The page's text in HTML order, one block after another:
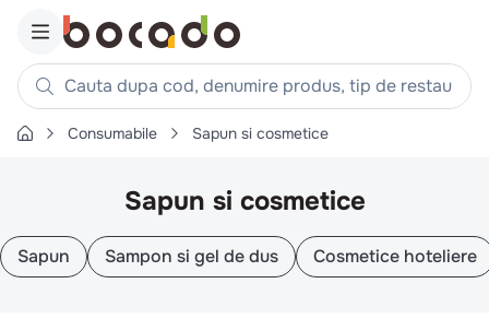
Cauta dupa cod, denumire produs, tip de restaurant,
Căutări populare
3. pui
Consumabile Sapun si cosmetice
Sapun si cosmetice
Sapun Sampon si gel de dus Cosmetice hoteliere